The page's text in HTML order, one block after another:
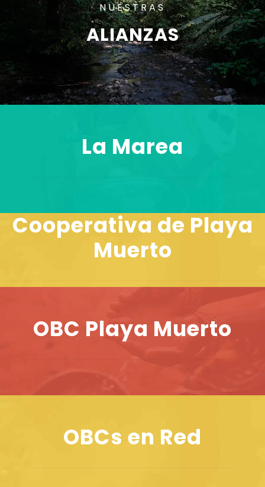
NUESTRAS
ALIANZAS
La Marea
Cooperativa de Playa
Muerto
OBC Playa Muerto
OBCs en Red